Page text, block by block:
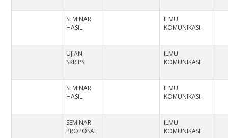
SEMINAR
HASIL
ILMU
KOMUNIKASI
UJIAN
SKRIPSI
ILMU
KOMUNIKASI
SEMINAR
HASIL
ILMU
KOMUNIKASI
SEMINAR
PROPOSAL
ILMU
KOMUNIKASI